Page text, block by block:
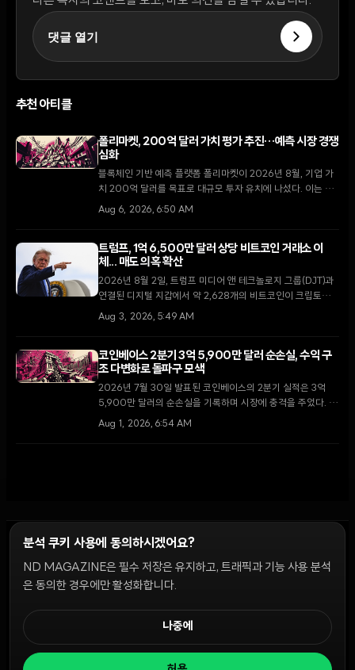
댓글 열기
추천 아티클
폴리마켓, 200억 달러 가치 평가 추진…예측 시장 경쟁
심화
블록체인 기반 예측 플랫폼 폴리마켓이 2026년 8월, 기업 가
치 200억 달러를 목표로 대규모 투자 유치에 나섰다. 이는 지
난 4월 비공개로 진행된 150억 달러 규모의 펀딩 이후 불과 4
Aug 6, 2026, 6:50 AM
트럼프, 1억 6,500만 달러 상당 비트코인 거래소 이
체... 매도 의혹 확산
2026년 8월 2일, 트럼프 미디어 앤 테크놀로지 그룹(DJT)과
연결된 디지털 지갑에서 약 2,628개의 비트코인이 크립토닷컴
거래소로 이동했다. 막대한 운영 손실을 기록 중인 가운데 이번
Aug 3, 2026, 5:49 AM
코인베이스 2분기 3억 5,900만 달러 순손실, 수익 구
조 다변화로 돌파구 모색
2026년 7월 30일 발표된 코인베이스의 2분기 실적은 3억
5,900만 달러의 순손실을 기록하며 시장에 충격을 주었다. 그
러나 거래 수수료 의존도를 낮추고 구독 및 서비스 매출 비중을
Aug 1, 2026, 6:54 AM
윤리 원칙 Discord 봇캠페인 가이드커뮤니티 랭킹
쿠키 설정
분석 쿠키 사용에 동의하시겠어요?
ND MAGAZINE은 필수 저장은 유지하고, 트래픽과 기능 사용 분석
은 동의한 경우에만 활성화합니다.
나중에